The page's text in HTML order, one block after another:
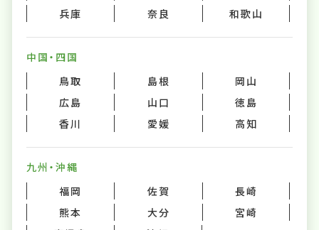
兵庫
奈良 和歌山
中国・四国
鳥取
島根
岡山
広島
山口
徳島
香川
愛媛 高知
九州・沖縄
福岡
佐賀
長崎
熊本
大分
宮崎